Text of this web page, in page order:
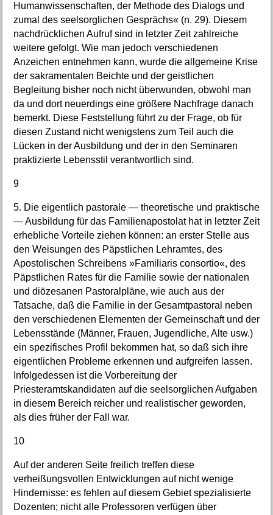
Humanwissenschaften, der Methode des Dialogs und
zumal des seelsorglichen Gesprächs« (n. 29). Diesem
nachdrücklichen Aufruf sind in letzter Zeit zahlreiche
weitere gefolgt. Wie man jedoch verschiedenen
Anzeichen entnehmen kann, wurde die allgemeine Krise
der sakramentalen Beichte und der geistlichen
Begleitung bisher noch nicht überwunden, obwohl man
da und dort neuerdings eine größere Nachfrage danach
bemerkt. Diese Feststellung führt zu der Frage, ob für
diesen Zustand nicht wenigstens zum Teil auch die
Lücken in der Ausbildung und der in den Seminaren
praktizierte Lebensstil verantwortlich sind.
9
5. Die eigentlich pastorale — theoretische und praktische
— Ausbildung für das Familienapostolat hat in letzter Zeit
erhebliche Vorteile ziehen können: an erster Stelle aus
den Weisungen des Päpstlichen Lehramtes, des
Apostolischen Schreibens »Familiaris consortio«, des
Päpstlichen Rates für die Familie sowie der nationalen
und diözesanen Pastoralpläne, wie auch aus der
Tatsache, daß die Familie in der Gesamtpastoral neben
den verschiedenen Elementen der Gemeinschaft und der
Lebensstände (Männer, Frauen, Jugendliche, Alte usw.)
ein spezifisches Profil bekommen hat, so daß sich ihre
eigentlichen Probleme erkennen und aufgreifen lassen.
Infolgedessen ist die Vorbereitung der
Priesteramtskandidaten auf die seelsorglichen Aufgaben
in diesem Bereich reicher und realistischer geworden,
als dies früher der Fall war.
10
Auf der anderen Seite freilich treffen diese
verheißungsvollen Entwicklungen auf nicht wenige
Hindernisse: es fehlen auf diesem Gebiet spezialisierte
Dozenten; nicht alle Professoren verfügen über